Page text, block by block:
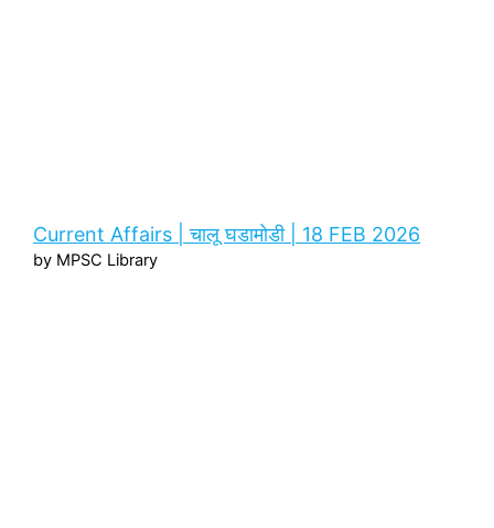
Current Affairs | चालू घडामोडी | 18 FEB 2026
by MPSC Library